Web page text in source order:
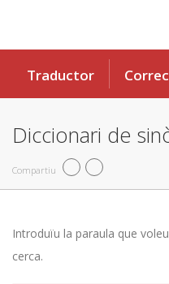
Traductor
Diccionari de
Compartiu
Introduïu la paraula que
cerca.